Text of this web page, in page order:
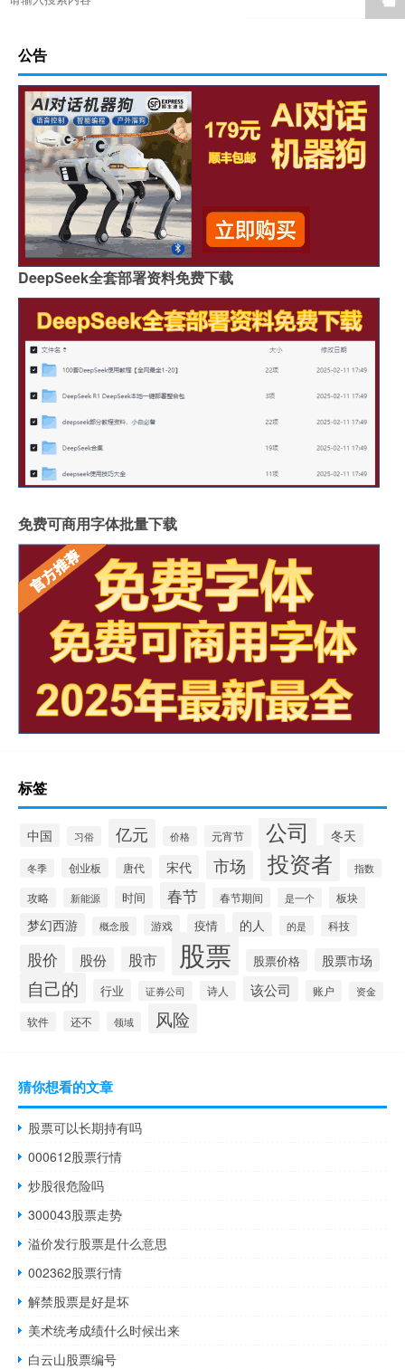
公告
DeepSeek全套部署资料免费下载
免费可商用字体批量下载
标签
中国 习俗 亿元 价格 元宵节 公司 冬天
冬季 创业板 唐代 宋代 市场 投资者 指数
攻略 新能源 时间 春节 春节期间 是一个 板块
梦幻西游 概念股 游戏 疫情 的人 的是 科技
股价 股份 股市 股票 股票价格 股票市场
自己的 行业 证券公司 诗人 该公司 账户 资金
软件 还不 领域 风险
猜你想看的文章
股票可以长期持有吗
000612股票行情
炒股很危险吗
300043股票走势
溢价发行股票是什么意思
002362股票行情
解禁股票是好是坏
美术统考成绩什么时候出来
白云山股票编号